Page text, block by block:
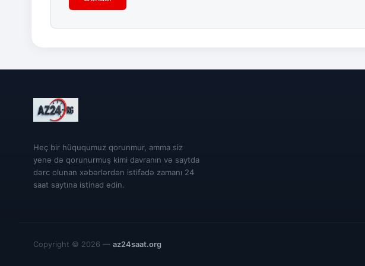
Heç bir hüququmuz qorunmur, amma siz
yenə də qorunurmuş kimi davranın və saytda
dərc olunan xəbərlərdən istifadə zamanı 24
saat saytına istinad edin.
Copyright © 2026 — az24saat.org